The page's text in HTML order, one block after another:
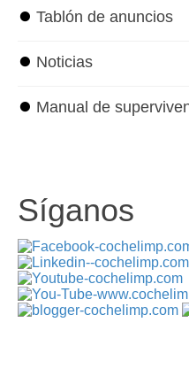
⏺ Tablón de anuncios
⏺ Noticias
⏺ Manual de
Síganos